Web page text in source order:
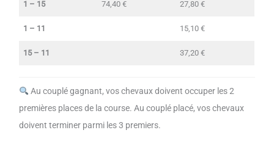
1 – 15 74,40 € 27,80 €
1 – 11 15,10 €
15 – 11 37,20 €
Au couplé gagnant, vos chevaux doivent occuper les 2
premières places de la course. Au couplé placé, vos chevaux
doivent terminer parmi les 3 premiers.